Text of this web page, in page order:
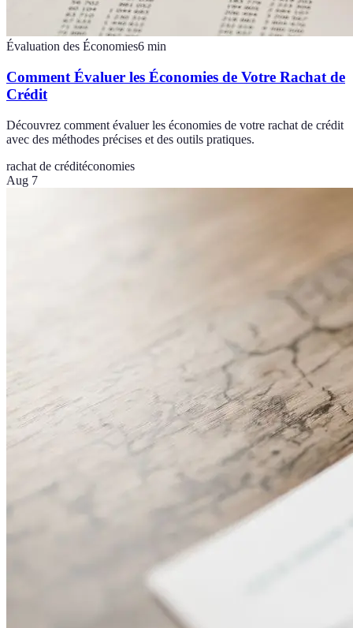
Évaluation des Économies6 min
Comment Évaluer les Économies de Votre Rachat de
Crédit
Découvrez comment évaluer les économies de votre rachat de crédit
avec des méthodes précises et des outils pratiques.
rachat de créditéconomies
Aug 7